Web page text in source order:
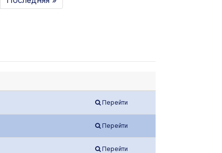
Перейти
Перейти
Перейти